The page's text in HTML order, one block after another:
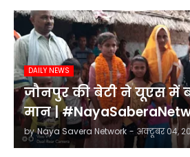
DAILY NEWS
जौनपुर की बेटी ने यूएस में
मान |
by Naya Savera Network - अक्टूबर 04,